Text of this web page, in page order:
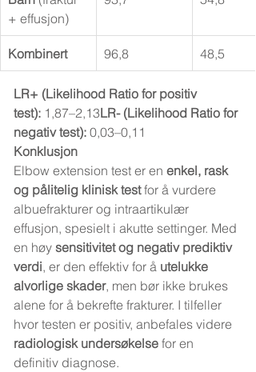
+ effusjon)
Kombinert 96,8 48,5
LR+ (Likelihood Ratio for positiv
test): 1,87–2,13LR- (Likelihood Ratio for
negativ test): 0,03–0,11
Konklusjon
Elbow extension test er en enkel, rask
og pålitelig klinisk test for å vurdere
albuefrakturer og intraartikulær
effusjon, spesielt i akutte settinger. Med
en høy sensitivitet og negativ prediktiv
verdi, er den effektiv for å utelukke
alvorlige skader, men bør ikke brukes
alene for å bekrefte frakturer. I tilfeller
hvor testen er positiv, anbefales videre
radiologisk undersøkelse for en
definitiv diagnose.